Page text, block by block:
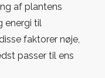
af plantens
energi til
faktorer nøje,
passer til ens